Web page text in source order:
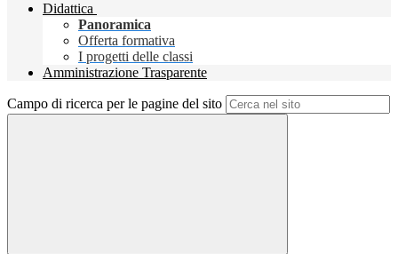
Didattica
Panoramica
Offerta formativa
I progetti delle classi
Amministrazione Trasparente
Campo di ricerca per le pagine del sito